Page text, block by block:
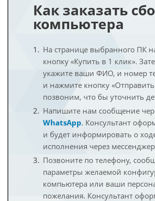
Как заказать
компьютера
На странице выбранного ПК
кнопку «Купить в 1 клик».
укажите ваши ФИО, и номер
и нажмите кнопку
позвоним, что бы уточнить
Напишите нам сообщение
WhatsApp. Консультант
и будет информировать о
исполнения через
Позвоните по телефону,
параметры желаемой
компьютера или ваши
пожелания. Консультант